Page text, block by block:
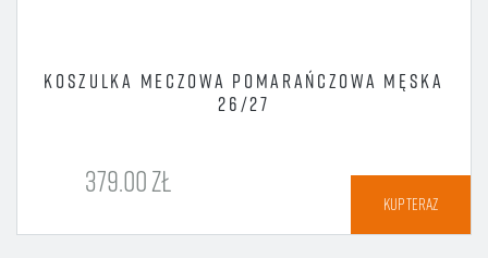
KOSZULKA MECZOWA POMARAŃCZOWA MĘSKA
26/27
379.00 ZŁ
KUP TERAZ